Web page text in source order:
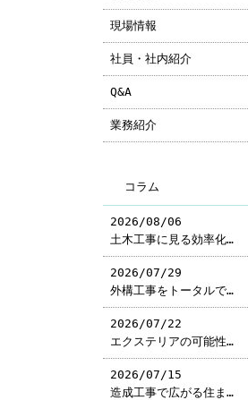
現場情報
社員・社内紹介
Q&A
業務紹介
コラム
2026/08/06
土木工事に見る効率化…
2026/07/29
外構工事をトータルで…
2026/07/22
エクステリアの可能性…
2026/07/15
造成工事で広がる住ま…